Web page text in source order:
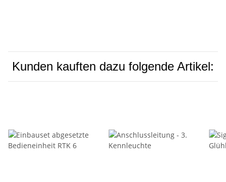
Kunden kauften dazu folgende Artikel: